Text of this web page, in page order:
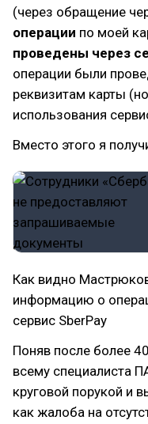
(через обращение
операции по моей
проведены через
операции были
реквизитам карты
использования
Вместо этого я
Как видно
информацию о
сервис SberPay
Поняв после более
всему специалиста
круговой порукой и
как жалоба на